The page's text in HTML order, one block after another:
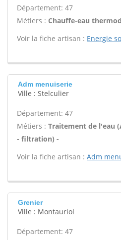
Département: 47
Métiers : Chauffe-eau
Voir la fiche artisan : Energie
Adm menuiserie
Ville : Stelculier
Département: 47
Métiers : Traitement de l'eau
- filtration) -
Voir la fiche artisan : Adm
Grenier
Ville : Montauriol
Département: 47